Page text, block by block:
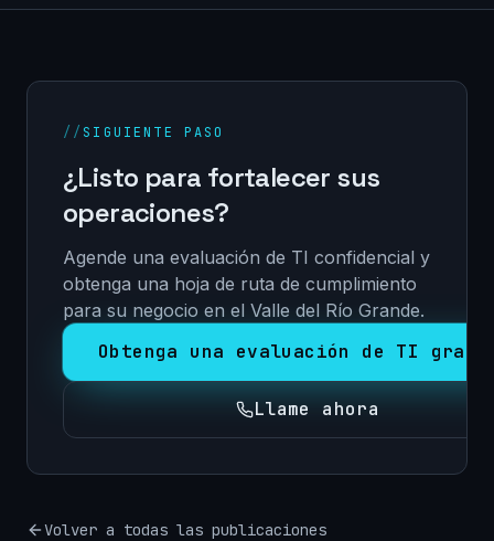
// SIGUIENTE PASO
¿Listo para fortalecer sus
operaciones?
Agende una evaluación de TI confidencial y
obtenga una hoja de ruta de cumplimiento
para su negocio en el Valle del Río Grande.
Obtenga una evaluación de TI
Llame ahora
Volver a todas las publicaciones